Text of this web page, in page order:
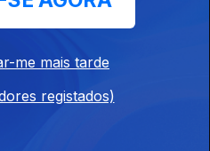
Costas
me mais tarde
registados)